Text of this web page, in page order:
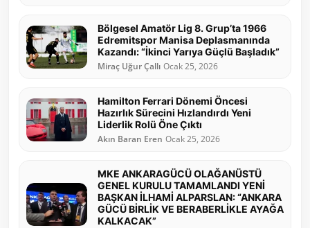
Bölgesel Amatör Lig 8. Grup’ta 1966
Edremitspor Manisa Deplasmanında
Kazandı: “İkinci Yarıya Güçlü Başladık”
Miraç Uğur Çallı Ocak 25, 2026
Hamilton Ferrari Dönemi Öncesi
Hazırlık Sürecini Hızlandırdı Yeni
Liderlik Rolü Öne Çıktı
Akın Baran Eren Ocak 25, 2026
MKE ANKARAGÜCÜ OLAĞANÜSTÜ
GENEL KURULU TAMAMLANDI YENİ
BAŞKAN İLHAMİ ALPARSLAN: “ANKARA
GÜCÜ BİRLİK VE BERABERLİKLE AYAĞA
KALKACAK”